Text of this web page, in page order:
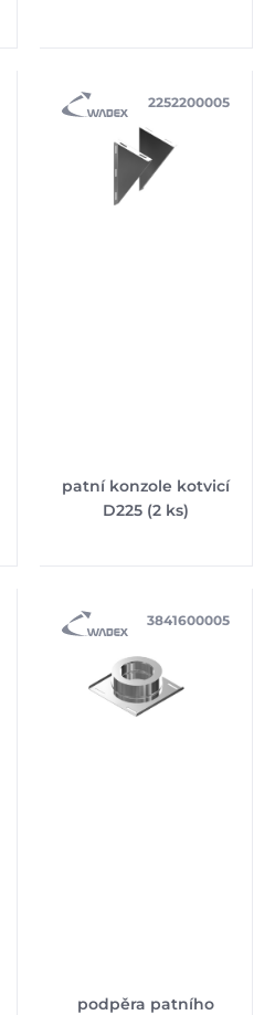
patní konzole kotvicí
D225 (2 ks)
2252200005
podpěra patního
3841600005